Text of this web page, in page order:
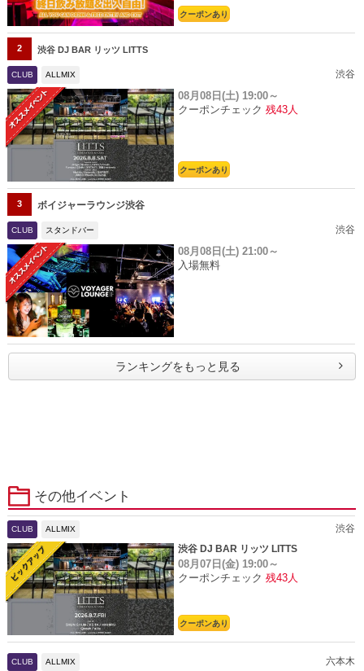
クーポンあり
2 渋谷 DJ BAR リッツ LITTS
CLUB ALLMIX 渋谷
08月08日(土) 19:00～
クーポンチェック 残43人
クーポンあり
3 ボイジャーラウンジ渋谷
CLUB スタンドバー 渋谷
08月08日(土) 21:00～
入場無料
ランキングをもっと見る
その他イベント
CLUB ALLMIX
渋谷
渋谷 DJ BAR リッツ LITTS
08月07日(金) 19:00～
クーポンチェック 残43人
クーポンあり
CLUB ALLMIX
六本木